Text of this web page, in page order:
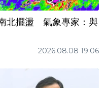
北擺盪 氣象專家：與
2026.08.08 19:06